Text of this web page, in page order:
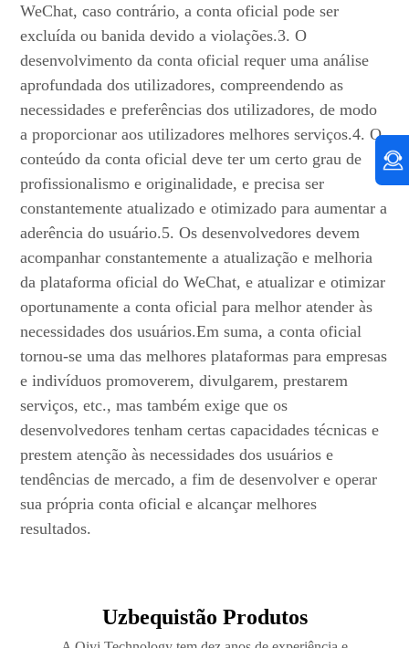
WeChat, caso contrário, a conta oficial pode ser
excluída ou banida devido a violações.3. O
desenvolvimento da conta oficial requer uma análise
aprofundada dos utilizadores, compreendendo as
necessidades e preferências dos utilizadores, de modo
a proporcionar aos utilizadores melhores serviços.4. O
conteúdo da conta oficial deve ter um certo grau de
profissionalismo e originalidade, e precisa ser
constantemente atualizado e otimizado para aumentar a
aderência do usuário.5. Os desenvolvedores devem
acompanhar constantemente a atualização e melhoria
da plataforma oficial do WeChat, e atualizar e otimizar
oportunamente a conta oficial para melhor atender às
necessidades dos usuários.Em suma, a conta oficial
tornou-se uma das melhores plataformas para empresas
e indivíduos promoverem, divulgarem, prestarem
serviços, etc., mas também exige que os
desenvolvedores tenham certas capacidades técnicas e
prestem atenção às necessidades dos usuários e
tendências de mercado, a fim de desenvolver e operar
sua própria conta oficial e alcançar melhores
resultados.
Uzbequistão Produtos